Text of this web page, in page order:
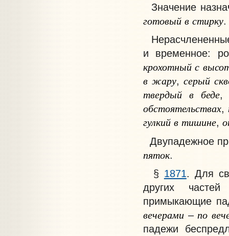
Значение
готовый в стирку.
и временное:
крохотный с
в жару, серый
твердый в беде
обстоятельствах,
гулкий в тишине,
Двупадежное
пяток.
§ 1871. Для
других
примыкающие
вечерами– по
падежи